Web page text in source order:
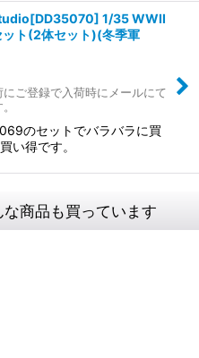
1/35 WWII
ット(2体セット)(冬季軍
ご登録で入荷時にメールにて
のセットでバラバラに買
い得です。
商品も買っています